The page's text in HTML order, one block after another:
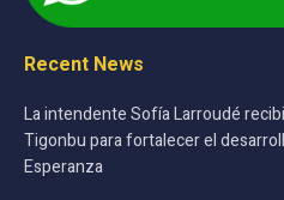
Recent News
La intendente Sofía Larroudé
Tigonbu para fortalecer el
Esperanza